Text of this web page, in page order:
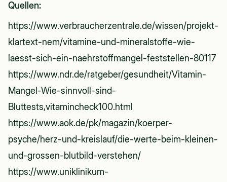
Quellen:
https://www.verbraucherzentrale.de/wissen/projekt-
klartext-nem/vitamine-und-mineralstoffe-wie-
laesst-sich-ein-naehrstoffmangel-feststellen-80117
https://www.ndr.de/ratgeber/gesundheit/Vitamin-
Mangel-Wie-sinnvoll-sind-
Bluttests,vitamincheck100.html
https://www.aok.de/pk/magazin/koerper-
psyche/herz-und-kreislauf/die-werte-beim-kleinen-
und-grossen-blutbild-verstehen/
https://www.uniklinikum-